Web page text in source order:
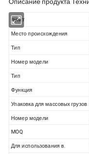
пункт
Место происхождения
Тип
Номер модели
Тип
Функция
Упаковка для массовых грузов
Номер модели
MOQ
Для использования в.